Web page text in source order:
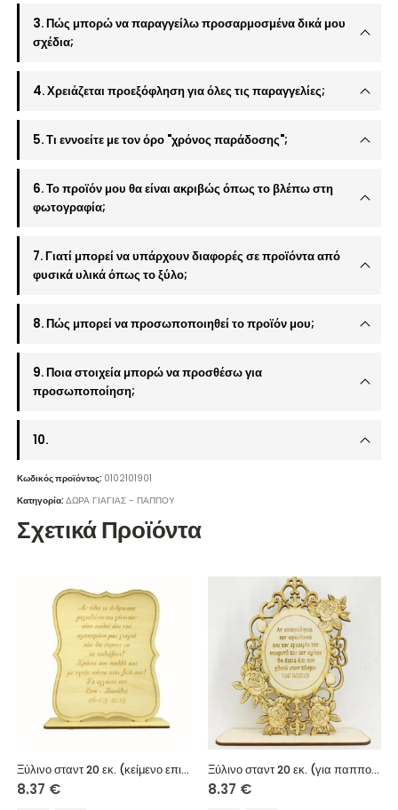
3. Πώς μπορώ να παραγγείλω προσαρμοσμένα δικά μου
σχέδια;
4. Χρειάζεται προεξόφληση για όλες τις παραγγελίες;
5. Τι εννοείτε με τον όρο "χρόνος παράδοσης";
6. Το προϊόν μου θα είναι ακριβώς όπως το βλέπω στη
φωτογραφία;
7. Γιατί μπορεί να υπάρχουν διαφορές σε προϊόντα από
φυσικά υλικά όπως το ξύλο;
8. Πώς μπορεί να προσωποποιηθεί το προϊόν μου;
9. Ποια στοιχεία μπορώ να προσθέσω για
προσωποποίηση;
10.
Κωδικός προϊόντος: 0102101901
Κατηγορία:ΔΩΡΑ ΓΙΑΓΙΑΣ - ΠΑΠΠΟΥ
Σχετικά Προϊόντα
Ξύλινο σταντ 20 εκ. (κείμενο επιλογής)
8.37 €
Ξύλινο σταντ 20 εκ. (για παππού)
8.37 €